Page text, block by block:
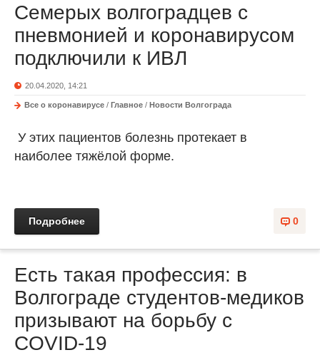
Семерых волгоградцев с
пневмонией и коронавирусом
подключили к ИВЛ
20.04.2020, 14:21
Все о коронавирусе / Главное / Новости Волгограда
У этих пациентов болезнь протекает в
наиболее тяжёлой форме.
0
Подробнее
Есть такая профессия: в
Волгограде студентов-медиков
призывают на борьбу с
COVID-19